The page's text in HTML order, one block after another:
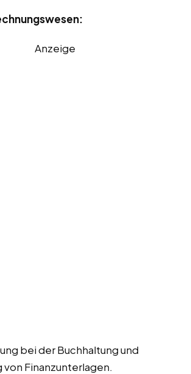
Anzeige
bei der Buchhaltung und
von Finanzunterlagen.